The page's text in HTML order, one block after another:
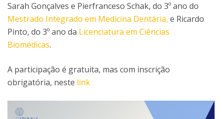
Sarah Gonçalves e Pierfranceso Schak, do 3º ano do
Mestrado Integrado em Medicina Dentária, e Ricardo
Pinto, do 3º ano da Licenciatura em Ciências
Biomédicas.
A participação é gratuita, mas com inscrição
obrigatória, neste link